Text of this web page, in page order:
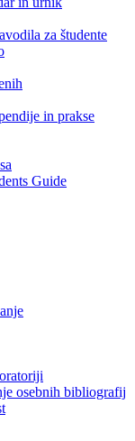
za študente
in prakse
Guide
osebnih bibliografij